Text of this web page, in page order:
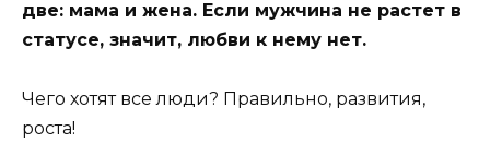
две: мама и жена. Если мужчина не растет в
статусе, значит, любви к нему нет.
Чего хотят все люди? Правильно, развития,
роста!